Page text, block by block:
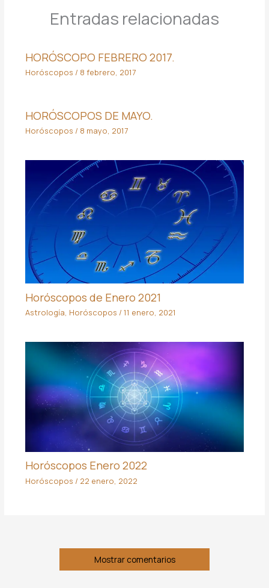
Entradas relacionadas
HORÓSCOPO FEBRERO 2017.
Horóscopos / 8 febrero, 2017
HORÓSCOPOS DE MAYO.
Horóscopos / 8 mayo, 2017
Horóscopos de Enero 2021
Astrología, Horóscopos / 11 enero, 2021
Horóscopos Enero 2022
Horóscopos / 22 enero, 2022
Mostrar comentarios